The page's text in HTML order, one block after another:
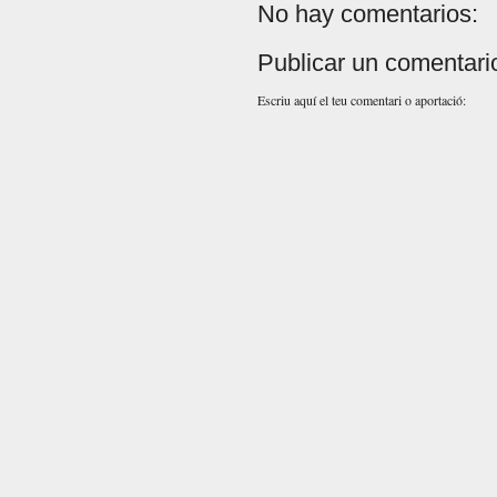
No hay comentarios:
Publicar un
Escriu aquí el teu comentari o aportació: